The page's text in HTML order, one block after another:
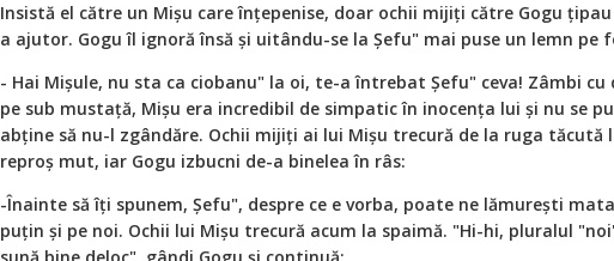
Insistă el către un Mișu care înțepenise, doar ochii mijiți către Gogu
a ajutor. Gogu îl ignoră însă și uitându-se la Șefu" mai puse un lemn pe
- Hai Mișule, nu sta ca ciobanu" la oi, te-a întrebat Șefu" ceva! Zâmbi cu
pe sub mustață, Mișu era incredibil de simpatic în inocența lui și nu se
abține să nu-l zgândăre. Ochii mijiți ai lui Mișu trecură de la ruga tăcută
reproș mut, iar Gogu izbucni de-a binelea în râs:
-Înainte să îți spunem, Șefu", despre ce e vorba, poate ne lămurești
puțin și pe noi. Ochii lui Mișu trecură acum la spaimă. "Hi-hi, pluralul